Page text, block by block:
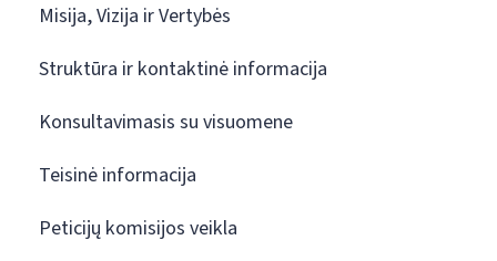
Misija, Vizija ir Vertybės
Struktūra ir kontaktinė informacija
Konsultavimasis su visuomene
Teisinė informacija
Peticijų komisijos veikla